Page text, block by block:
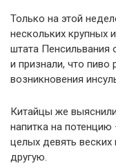
Только на этой
нескольких крупных
штата Пенсильвания
и признали, что
возникновения
Китайцы же
напитка на
целых девять веских
другую.